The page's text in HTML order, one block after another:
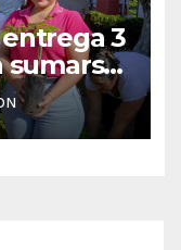
3
sumarse
de